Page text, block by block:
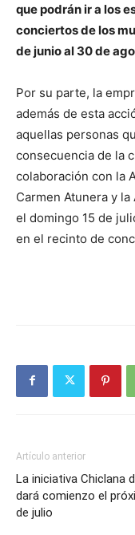
que podrán ir a los
conciertos de los
de junio al 30 de
Por su parte, la
además de esta
aquellas personas
consecuencia de la
colaboración con la
Carmen Atunera y
el domingo 15 de
en el recinto de
Artículo anterior
La iniciativa Chiclana
dará comienzo el
de julio